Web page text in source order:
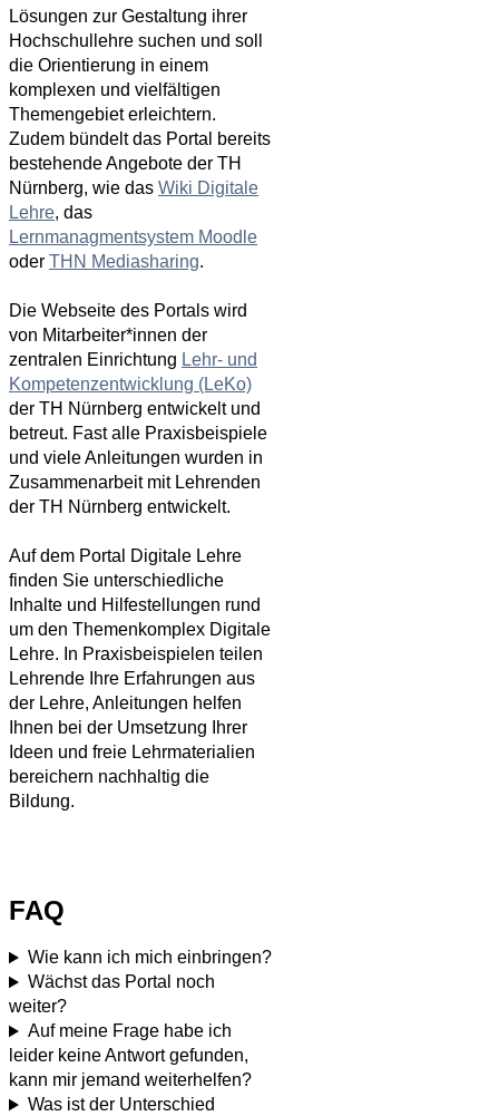
Lösungen zur Gestaltung ihrer
Hochschullehre suchen und soll
die Orientierung in einem
komplexen und vielfältigen
Themengebiet erleichtern.
Zudem bündelt das Portal bereits
bestehende Angebote der TH
Nürnberg, wie das Wiki Digitale
Lehre, das
Lernmanagmentsystem Moodle
oder THN Mediasharing.
Die Webseite des Portals wird
von Mitarbeiter*innen der
zentralen Einrichtung Lehr- und
Kompetenzentwicklung (LeKo)
der TH Nürnberg entwickelt und
betreut. Fast alle Praxisbeispiele
und viele Anleitungen wurden in
Zusammenarbeit mit Lehrenden
der TH Nürnberg entwickelt.
Auf dem Portal Digitale Lehre
finden Sie unterschiedliche
Inhalte und Hilfestellungen rund
um den Themenkomplex Digitale
Lehre. In Praxisbeispielen teilen
Lehrende Ihre Erfahrungen aus
der Lehre, Anleitungen helfen
Ihnen bei der Umsetzung Ihrer
Ideen und freie Lehrmaterialien
bereichern nachhaltig die
Bildung.
FAQ
Wie kann ich mich einbringen?
Wächst das Portal noch
weiter?
Auf meine Frage habe ich
leider keine Antwort gefunden,
kann mir jemand weiterhelfen?
Was ist der Unterschied